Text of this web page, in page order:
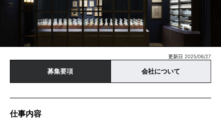
更新日 2025/06/27
募集要項 会社について
仕事内容